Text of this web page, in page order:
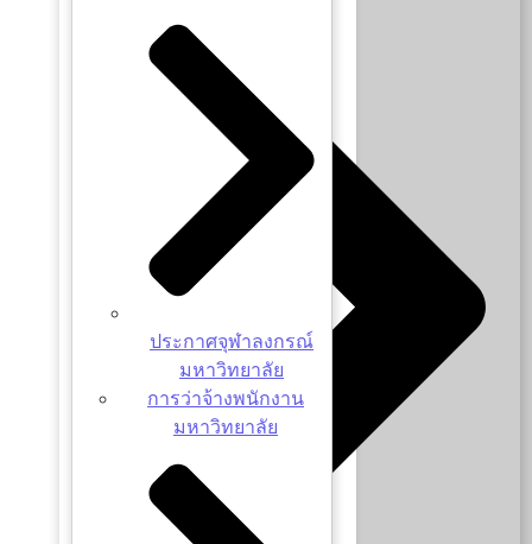
ประกาศจุฬาลงกรณ์
มหาวิทยาลัย
การว่าจ้างพนักงาน
มหาวิทยาลัย